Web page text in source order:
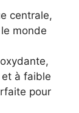
centrale,
monde
à faible
pour